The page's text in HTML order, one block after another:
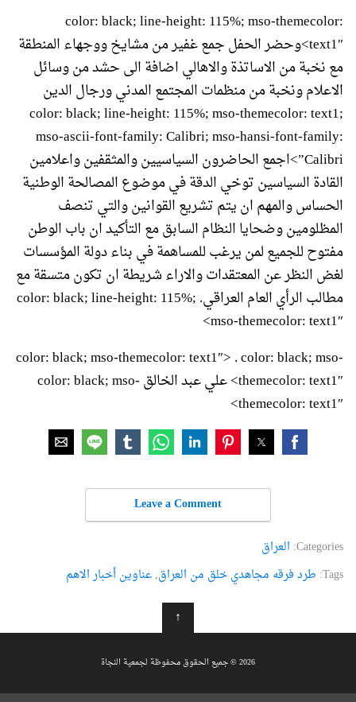
color: black; line-height: 115%; mso-themecolor:
text1″>وحضر الحفل جمع غفير من مشايخ ووجهاء المنطقة
مع نخبة من الاساتذة والاهالي اضافة الى حشد من وسائل
الاعلام ونخبة من منظمات المجتمع المدني ورجال الدين
color: black; line-height: 115%; mso-themecolor: text1;
mso-ascii-font-family: Calibri; mso-hansi-font-family:
Calibri”>اجمع الحاضرون السياسيين والمثقفين واعلامين
القادة السياسين توخي الدقة في موضوع المصالحة الوطنية
الحساس والمهم ان يتم تشريع القوانين والتي تنصف
المظلومين وضحايا النظام السابق مع التأكيد ان باب الوطن
مفتوح للجميع لمن يرغب للمساهمة في بناء دولة المؤسسات
لغض النظر عن المعتقدات والاراء شريطة ان تكون متسقة مع
مطالب الرأي العام العراقي. color: black; line-height: 115%;
mso-themecolor: text1″>
color: black; mso-themecolor: text1″>. color: black; mso-
themecolor: text1″> علي عبد الخالق color: black; mso-
themecolor: text1″>
Leave a Comment
Categories: العراق
Tags: طرد فرقه مجاهدي خلق من العراق,عناوین أخبار الاهم
↑
2026 © جميع الحقوق محفوظة لجمعية النجاة